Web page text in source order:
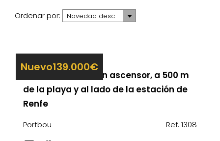
Ordenar por: Novedad desc
Nuevo139.000€
Piso reformado con ascensor, a 500 m
de la playa y al lado de la estación de
Renfe
Portbou Ref. 1308